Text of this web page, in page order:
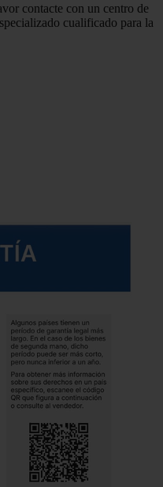
contacte con un centro de
cualificado para la